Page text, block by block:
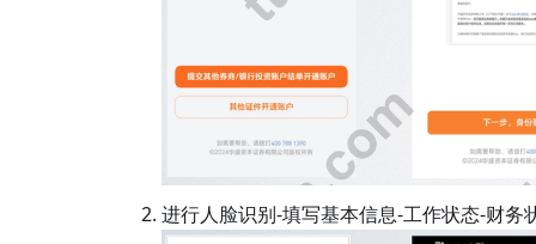
进行人脸识别-填写基本信息-工作状态-财务